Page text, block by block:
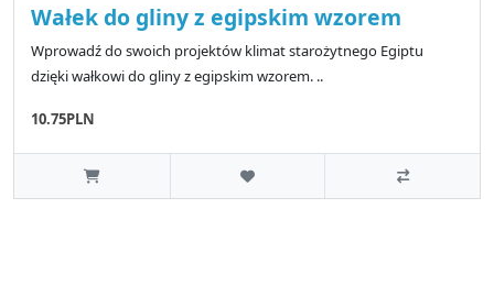
Wałek do gliny z egipskim wzorem
Wprowadź do swoich projektów klimat starożytnego Egiptu
dzięki wałkowi do gliny z egipskim wzorem. ..
10.75PLN